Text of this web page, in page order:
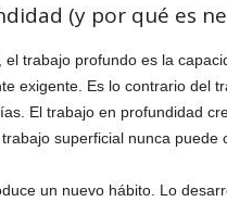
(y por qué es
trabajo profundo es la
exigente. Es lo contrario del
El trabajo en profundidad
superficial nunca puede
un nuevo hábito. Lo